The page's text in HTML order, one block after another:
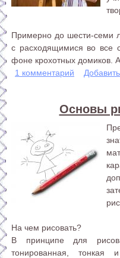
Примерно до шести-семи
с расходящимися во все
фоне крохотных домиков.
1 комментарий
Основы
На чем рисовать?
В принципе для
тонированная,